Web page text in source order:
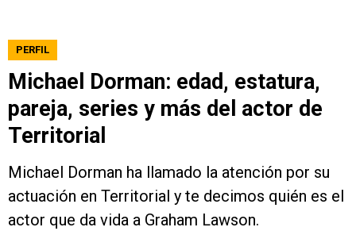
PERFIL
Michael Dorman: edad, estatura,
pareja, series y más del actor de
Territorial
Michael Dorman ha llamado la atención por su
actuación en Territorial y te decimos quién es el
actor que da vida a Graham Lawson.